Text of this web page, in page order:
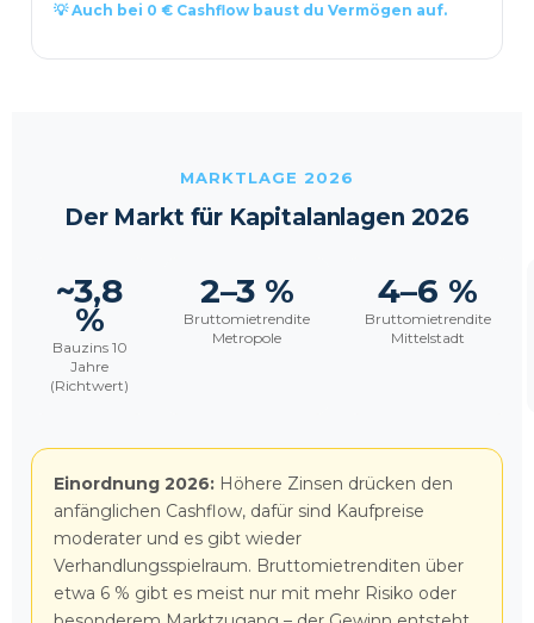
💡 Auch bei 0 € Cashflow baust du Vermögen auf.
MARKTLAGE 2026
Der Markt für Kapitalanlagen 2026
~3,8
%
Bauzins 10
Jahre
(Richtwert)
2–3 %
Bruttomietrendite
Metropole
4–6 %
Bruttomietrendite
Mittelstadt
Einordnung 2026: Höhere Zinsen drücken den
anfänglichen Cashflow, dafür sind Kaufpreise
moderater und es gibt wieder
Verhandlungsspielraum. Bruttomietrenditen über
etwa 6 % gibt es meist nur mit mehr Risiko oder